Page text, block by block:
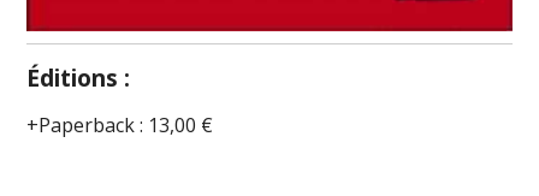
Éditions :
Paperback: 13,00 €